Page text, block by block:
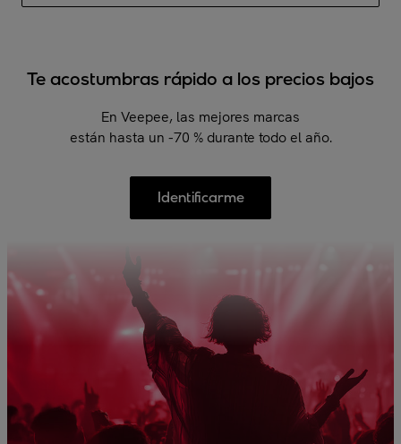
Te acostumbras rápido a los precios bajos
En Veepee, las mejores marcas
están hasta un -70 % durante todo el año.
Identificarme